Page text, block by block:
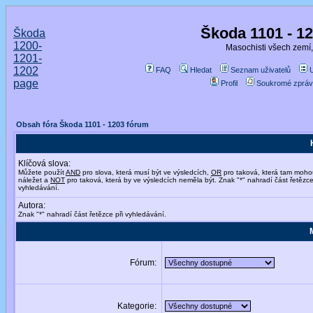
Škoda
1200-
1201-
1202
page
Škoda 1101 -
Masochisti všech
FAQ Hledat Seznam uživatelů
Profil
Soukromé
Obsah fóra Škoda 1101 - 1203 fórum
Klíčová slova:
Můžete použítAND pro slova, která musí být ve výsledcích, OR pro taková, která tam
náležet a NOT pro taková, která by ve výsledcích neměla být. Znak "*" nahradí část
vyhledávání.
Autora:
Znak "*" nahradí část řetězce při vyhledávání.
Fórum:
Kategorie: